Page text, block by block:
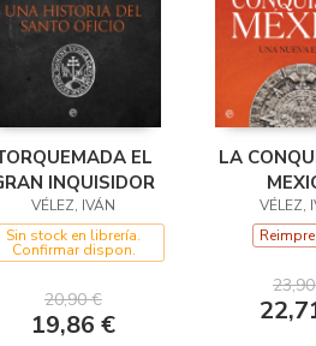
EL
INQUISIDOR
VÉLEZ, IVÁN
Sin stock en librería.
Confirmar dispon.
20,90 €
19,86 €
LA
VÉLEZ,